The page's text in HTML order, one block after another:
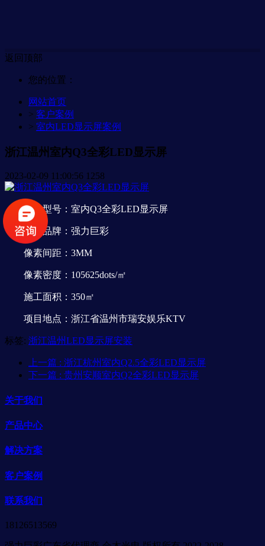
返回顶部
您的位置：
网站首页
> 客户案例
> 室内LED显示屏案例
浙江温州室内Q3全彩LED显示屏
2023-02-09 11:00:56 1258
产品型号：室内Q3全彩LED显示屏
产品品牌：强力巨彩
像素间距：3MM
像素密度：105625dots/㎡
施工面积：350㎡
项目地点：浙江省温州市瑞安娱乐KTV
标签: 浙江温州LED显示屏安装
上一篇 : 浙江杭州室内Q2.5全彩LED显示屏
下一篇 : 贵州安顺室内Q2全彩LED显示屏
关于我们
产品中心
解决方案
客户案例
联系我们
18126513569